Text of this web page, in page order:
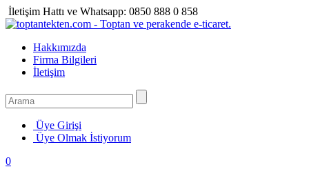
İletişim Hattı ve Whatsapp: 0850 888 0 858
Hakkımızda
Firma Bilgileri
İletişim
Üye Girişi
Üye Olmak İstiyorum
0